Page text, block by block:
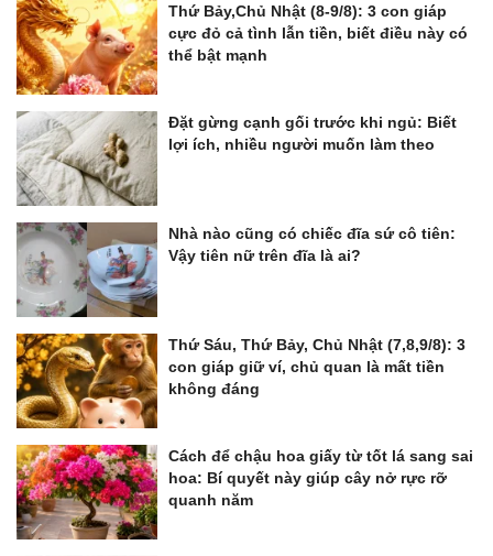
Thứ Bảy,Chủ Nhật (8-9/8): 3 con giáp
cực đỏ cả tình lẫn tiền, biết điều này có
thể bật mạnh
Đặt gừng cạnh gối trước khi ngủ: Biết
lợi ích, nhiều người muốn làm theo
Nhà nào cũng có chiếc đĩa sứ cô tiên:
Vậy tiên nữ trên đĩa là ai?
Thứ Sáu, Thứ Bảy, Chủ Nhật (7,8,9/8): 3
con giáp giữ ví, chủ quan là mất tiền
không đáng
Cách để chậu hoa giấy từ tốt lá sang sai
hoa: Bí quyết này giúp cây nở rực rỡ
quanh năm